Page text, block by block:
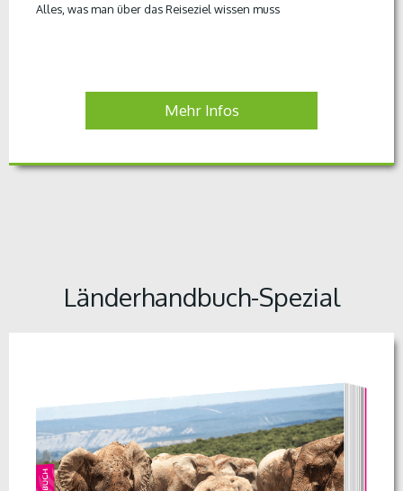
Alles, was man über das Reiseziel wissen muss
Mehr Infos
Länderhandbuch-Spezial